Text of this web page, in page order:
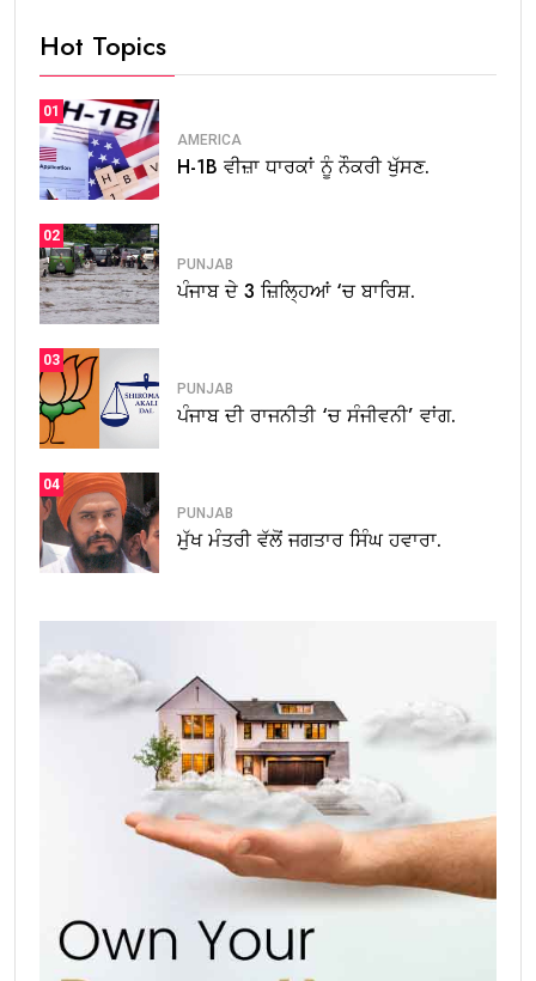
Hot Topics
01
AMERICA
H-1B ਵੀਜ਼ਾ ਧਾਰਕਾਂ ਨੂੰ ਨੌਕਰੀ ਖੁੱਸਣ.
02
PUNJAB
ਪੰਜਾਬ ਦੇ 3 ਜ਼ਿਲ੍ਹਿਆਂ ‘ਚ ਬਾਰਿਸ਼.
03
PUNJAB
ਪੰਜਾਬ ਦੀ ਰਾਜਨੀਤੀ ‘ਚ ਸੰਜੀਵਨੀ’ ਵਾਂਗ.
04
PUNJAB
ਮੁੱਖ ਮੰਤਰੀ ਵੱਲੋਂ ਜਗਤਾਰ ਸਿੰਘ ਹਵਾਰਾ.